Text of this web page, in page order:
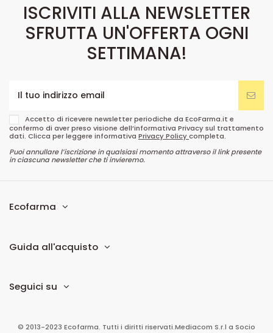
ISCRIVITI ALLA NEWSLETTER
SFRUTTA UN'OFFERTA OGNI
SETTIMANA!
Accetto di ricevere newsletter periodiche da EcoFarma.it e
confermo di aver preso visione dell’informativa Privacy sul trattamento
dati. Clicca per leggere informativa Privacy Policycompleta.
Puoi annullare l’iscrizione in qualsiasi momento attraverso il link presente
in ciascuna newsletter che ti invieremo.
Ecofarma
Guida all'acquisto
Seguici su
© 2013-2023 Ecofarma. Tutti i diritti riservati.Mediacom S.r.l a Socio